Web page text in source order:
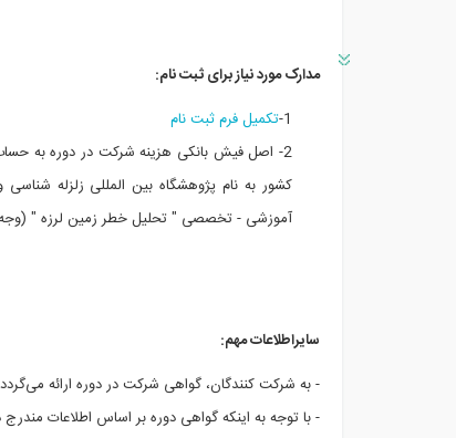
مدارک مورد نیاز برای ثبت نام:
1- تکمیل فرم ثبت نام
آموزشی - تخصصی " تحلیل خطر زمین لرزه " (وجه
سایراطلاعات مهم:
- به شرکت کنندگان، گواهی شرکت در دوره ارائه
- با توجه به اینکه گواهی دوره بر اساس اطلاعات